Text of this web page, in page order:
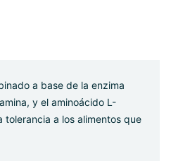
a base de la enzima
y el aminoácido L-
a los alimentos que